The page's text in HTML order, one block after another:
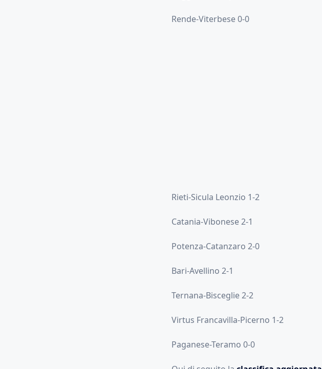
Rende-Viterbese 0-0
Rieti-Sicula Leonzio 1-2
Catania-Vibonese 2-1
Potenza-Catanzaro 2-0
Bari-Avellino 2-1
Ternana-Bisceglie 2-2
Virtus Francavilla-Picerno 1-2
Paganese-Teramo 0-0